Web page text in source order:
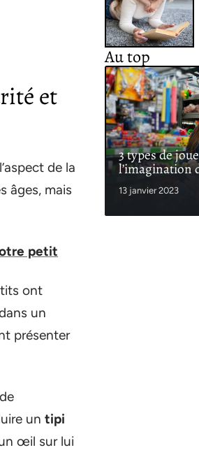
et
de la
âges, mais
petit
ont
un
présenter
un tipi
œil sur lui
Au top
3 types de
l’imagination
13 janvier 2023